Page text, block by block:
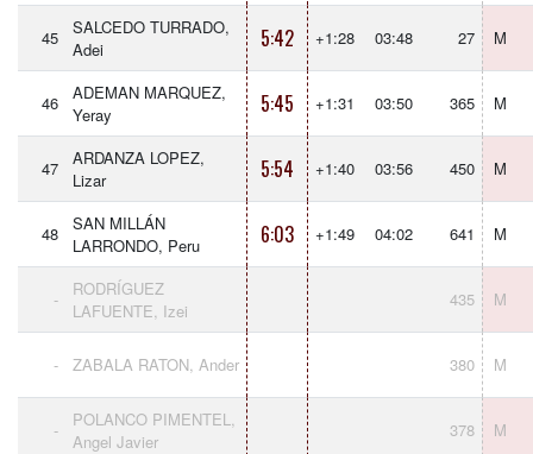
45
SALCEDO TURRADO,
Adei
5:42 +1:28 03:48 27 M
46
ADEMAN MARQUEZ,
Yeray
5:45 +1:31 03:50 365 M
47
ARDANZA LOPEZ,
Lizar
5:54 +1:40 03:56 450 M
48
SAN MILLÁN
LARRONDO, Peru
6:03 +1:49 04:02 641 M
-
RODRÍGUEZ
LAFUENTE, Izei
435 M
- ZABALA RATON, Ander 380 M
-
POLANCO PIMENTEL,
Angel Javier
378 M